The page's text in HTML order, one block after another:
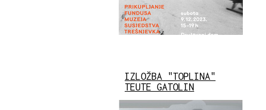
IZLOŽBA "TOPLINA"
TEUTE GATOLIN